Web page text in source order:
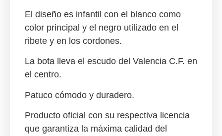
El diseño es infantil con el blanco como
color principal y el negro utilizado en el
ribete y en los cordones.
La bota lleva el escudo del Valencia C.F. en
el centro.
Patuco cómodo y duradero.
Producto oficial con su respectiva licencia
que garantiza la máxima calidad del